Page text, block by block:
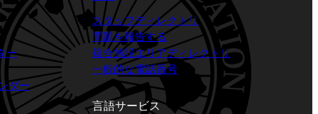
ー
ダー
スタッフディレクトリ
問題を報告する
複合施設エリアディレクトリ
一般的な電話番号
言語サービス